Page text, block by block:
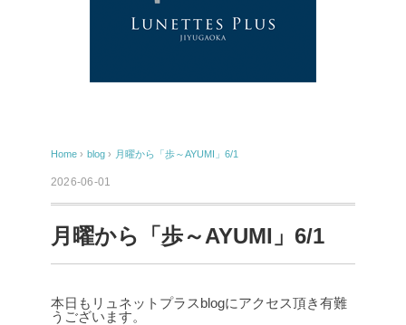
Home › blog › 月曜から「歩～AYUMI」6/1
2026-06-01
月曜から「歩～AYUMI」6/1
本日もリュネットプラスblogにアクセス頂き有難
うございます。